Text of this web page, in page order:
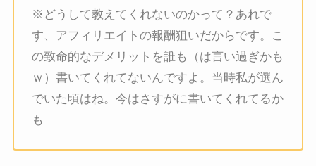
※どうして教えてくれないのかって？あれで
す、アフィリエイトの報酬狙いだからです。こ
の致命的なデメリットを誰も（は言い過ぎかも
ｗ）書いてくれてないんですよ。当時私が選ん
でいた頃はね。今はさすがに書いてくれてるか
も